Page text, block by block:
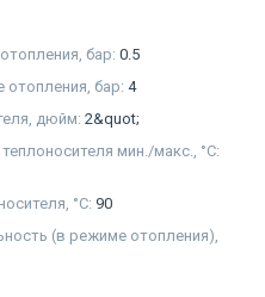
бар: 0.5
отопления, бар: 4
дюйм: 2&quot;
мин./макс., °С:
°С: 90
(в режиме отопления),